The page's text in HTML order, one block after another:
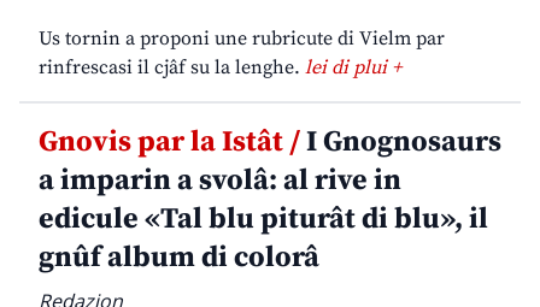
Us tornin a proponi une rubricute di Vielm par
rinfrescasi il cjâf su la lenghe. lei di plui +
Gnovis par la Istât /I Gnognosaurs
a imparin a svolâ: al rive in
edicule «Tal blu piturât di blu», il
gnûf album di colorâ
Redazion